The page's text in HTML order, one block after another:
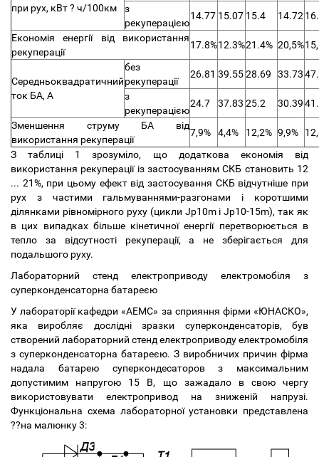
при рух, кВт ? ч/100км
з
рекуперацією
14.77 15.07 15.4 14.72
Економія енергії від використання
рекуперації
17.8%12.3%21.4% 20,5%
Середньоквадратичний
ток БА, А
без
рекуперації
26.81 39.5528.69 33.73
з
рекуперацією
24.7 37.83 25.2 30.39
Зменшення струму БА від
використання рекуперації
7,9% 4,4% 12,2% 9,9%
З таблиці 1 зрозуміло, що додаткова економія від
використання рекуперації із застосуванням СКБ становить 12
... 21%, при цьому ефект від застосування СКБ відчутніше при
рух з частими гальмуваннями-разгонами і коротшими
ділянками рівномірного руху (цикли Jp10m і Jp10-15m), так як
в цих випадках більше кінетичної енергії перетворюється в
тепло за відсутності рекуперації, а не зберігається для
подальшого руху.
Лабораторний стенд електроприводу електромобіля з
суперконденсаторна батареєю
У лабораторії кафедри «АЕМС» за сприяння фірми «ЮНАСКО»,
яка виробляє дослідні зразки суперконденсаторів, був
створений лабораторний стенд електроприводу електромобіля
з суперконденсаторна батареєю. З виробничих причин фірма
надала батарею суперкондесаторов з максимальним
допустимим напругою 15 В, що зажадало в свою чергу
використовувати електропривод на зниженій напрузі.
Функціональна схема лабораторної установки представлена
??на малюнку 3: